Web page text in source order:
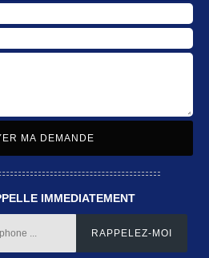
IMMEDIATEMENT